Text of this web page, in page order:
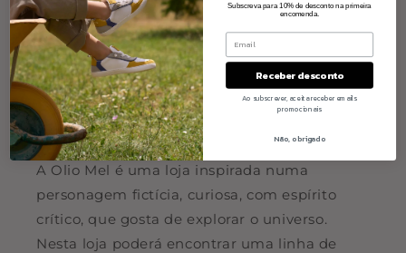
Quem somos
A Olio Mel é uma loja inspirada numa
personagem fictícia, curiosa, com espírito
crítico, que gosta de explorar o universo.
Nesta loja poderá encontrar uma linha de
Subscreva para 10% de desconto na primeira
encomenda.
Receber desconto
Ao subscrever, aceita receber emails
promocionais
Não, obrigado